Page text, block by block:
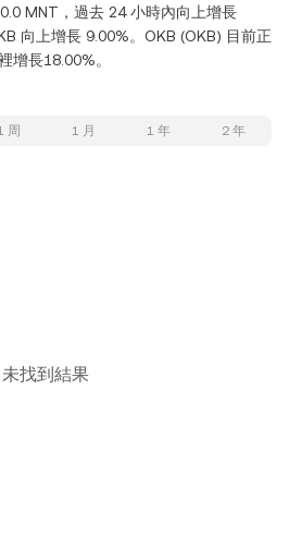
MNT，過去 24 小時內向上增長
向上增長 9.00%。OKB (OKB) 目前正
增長18.00%。
周 1 月 1 年 2 年
未找到結果